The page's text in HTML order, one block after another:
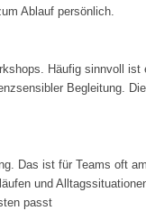
Ablauf persönlich.
Häufig sinnvoll ist
Begleitung.
Das ist für Teams oft
und
passt